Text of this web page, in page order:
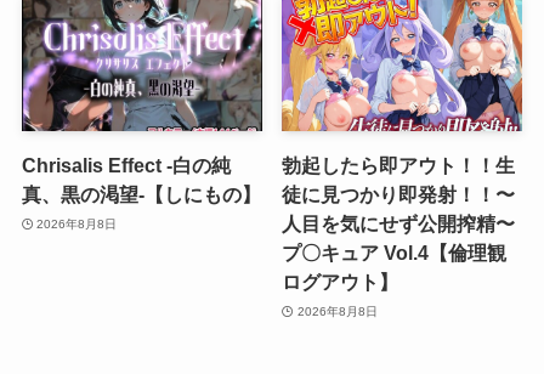
Chrisalis Effect -白の純
真、黒の渇望-【しにもの】
2026年8月8日
勃起したら即アウト！！生
徒に見つかり即発射！！〜
人目を気にせず公開搾精〜
プ〇キュア Vol.4【倫理観
ログアウト】
2026年8月8日